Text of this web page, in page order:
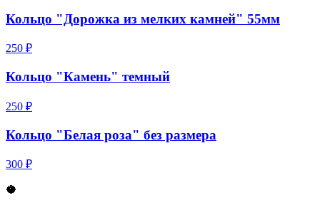
Кольцо "Дорожка из мелких камней" 55мм
250 ₽
Кольцо "Камень" темный
250 ₽
Кольцо "Белая роза" без размера
300 ₽
🥥